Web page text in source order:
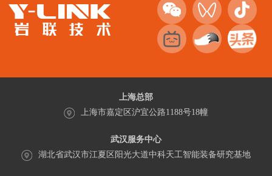
上海总部
上海市嘉定区沪宜公路1188号18幢
武汉服务中心
湖北省武汉市江夏区阳光大道中科天工智能装备研究基地